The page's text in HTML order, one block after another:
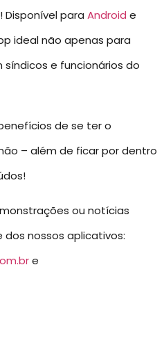
! Disponível para Android e
ideal não apenas para
e funcionários do
de se ter o
– além de ficar por dentro
ou notícias
nossos aplicativos:
e